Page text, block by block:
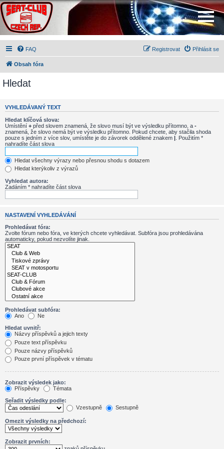
FAQ Přihlásit se
Registrovat
Obsah fóra
Hledat
VYHLEDÁVANÝ TEXT
Hledat klíčová slova:
Umístění + před slovem znamená, že slovo musí být ve výsledku přítomno, a -
znamená, že slovo nemá být ve výsledku přítomno. Pokud chcete, aby stačila shoda
pouze s jedním z více slov, umístěte je do závorek oddělené znakem | . Použitím *
nahradíte část slova
Hledat všechny výrazy nebo přesnou shodu s dotazem
Hledat kterýkoliv z výrazů
Vyhledat autora:
Zadáním * nahradíte část slova
NASTAVENÍ VYHLEDÁVÁNÍ
Prohledávat fóra:
Zvolte fórum nebo fóra, ve kterých chcete vyhledávat. Subfóra jsou prohledávána
automaticky, pokud nezvolíte jinak.
Prohledávat subfóra:
Ano
Ne
Hledat uvnitř:
Názvy příspěvků a jejich texty
Pouze text příspěvku
Pouze názvy příspěvků
Pouze první příspěvek v tématu
Zobrazit výsledek jako:
Příspěvky
Témata
Seřadit výsledky podle:
Vzestupně
Sestupně
Omezit výsledky na předchozí:
Zobrazit prvních: